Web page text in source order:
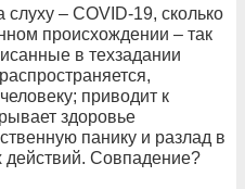
слуху – COVID-19, сколько
происхождении – так
в техзадании
приводит к
здоровье
панику и разлад в
действий. Совпадение?